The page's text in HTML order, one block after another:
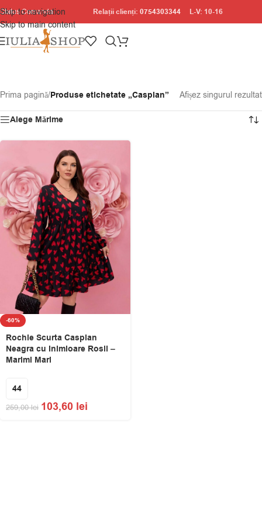
Skip to navigation
Skip to main content
Status Comanda Relații clienți: 0754303344L-V: 10-16
Prima pagină/Produse etichetate „Caspian” Afișez singurul rezultat
Alege Mărime
-60%
Rochie Scurta Caspian
Neagra cu Inimioare Rosii –
Marimi Mari
44
259,00lei 103,60 lei